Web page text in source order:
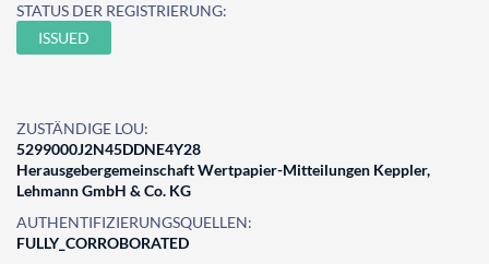
STATUS DER REGISTRIERUNG:
ISSUED
ZUSTÄNDIGE LOU:
5299000J2N45DDNE4Y28
Herausgebergemeinschaft Wertpapier-Mitteilungen Keppler,
Lehmann GmbH & Co. KG
AUTHENTIFIZIERUNGSQUELLEN:
FULLY_CORROBORATED